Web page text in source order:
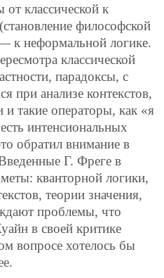
от классической к
философской
к неформальной логике.
классической
парадоксы, с
при анализе контекстов,
такие операторы, как «я
интенсиональных
обратил внимание в
Г. Фреге в
кванторной логики,
теории значения,
проблемы, что
в своей критике
вопросе хотелось бы